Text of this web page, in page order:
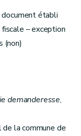
établi
– exception
(non)
demanderesse,
la commune de